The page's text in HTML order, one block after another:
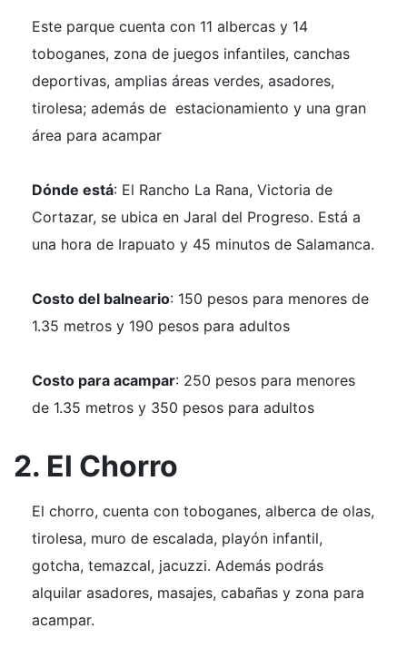
Este parque cuenta con 11 albercas y 14
toboganes, zona de juegos infantiles, canchas
deportivas, amplias áreas verdes, asadores,
tirolesa; además de estacionamiento y una gran
área para acampar
Dónde está: El Rancho La Rana, Victoria de
Cortazar, se ubica en Jaral del Progreso. Está a
una hora de Irapuato y 45 minutos de Salamanca.
Costo del balneario: 150 pesos para menores de
1.35 metros y 190 pesos para adultos
Costo para acampar: 250 pesos para menores
de 1.35 metros y 350 pesos para adultos
2. El Chorro
El chorro, cuenta con toboganes, alberca de olas,
tirolesa, muro de escalada, playón infantil,
gotcha, temazcal, jacuzzi. Además podrás
alquilar asadores, masajes, cabañas y zona para
acampar.